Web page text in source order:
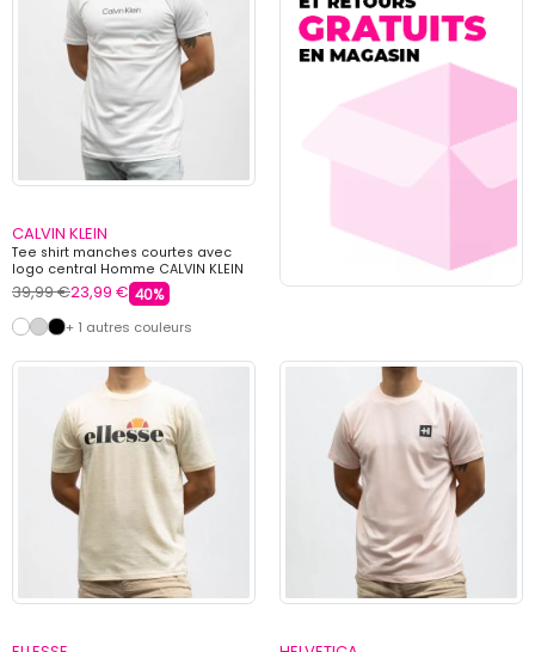
CALVIN KLEIN
Tee shirt manches courtes avec
logo central Homme CALVIN KLEIN
39,99 €23,99 € 40%
+ 1 autres couleurs